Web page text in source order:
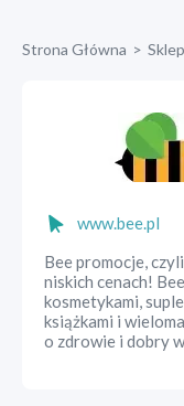
Strona Główna >
www.bee.pl
Bee promocje,
niskich cenach!
kosmetykami,
książkami i
o zdrowie i dobry